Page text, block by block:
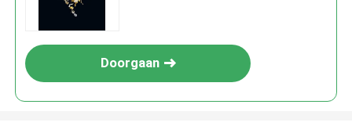
Doorgaan